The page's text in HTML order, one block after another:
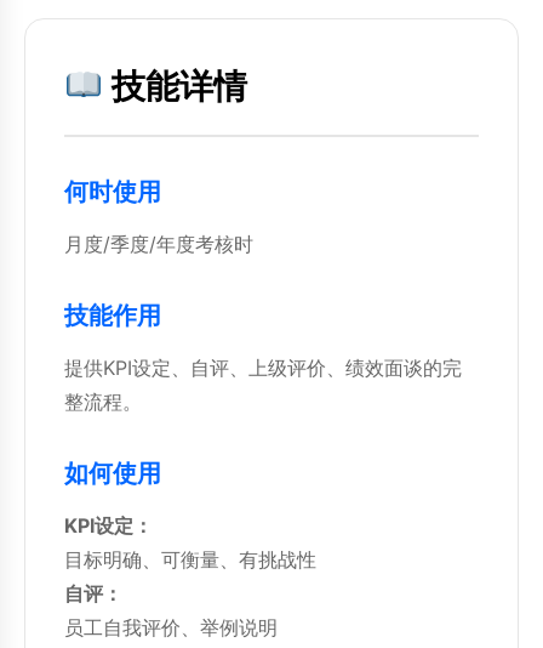
技能详情
何时使用
月度/季度/年度考核时
技能作用
提供KPI设定、自评、上级评价、绩效面谈的完
整流程。
如何使用
KPI设定：
目标明确、可衡量、有挑战性
自评：
员工自我评价、举例说明